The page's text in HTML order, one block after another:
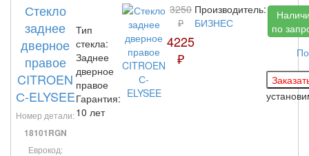
Стекло
заднее
дверное
правое
CITROEN
С-ELYSEE
Номер детали:
18101RGN
Еврокод:
Тип
стекла:
Заднее
дверное
правое
Гарантия:
10 лет
3250
₽
4225
₽
Производитель:
БИЗНЕС
по